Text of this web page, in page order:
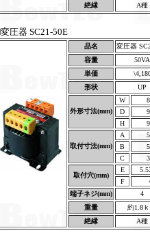
絶縁
A種
変圧器 SC21-50E
品名
変圧器
容量
50VA
単価
形状
UP
外形寸法(mm)
W
D
H
取付寸法(mm)
A
B
C
取付穴(mm)
E
F
端子ネジ(mm)
4
重量
約1.8
絶縁
A種